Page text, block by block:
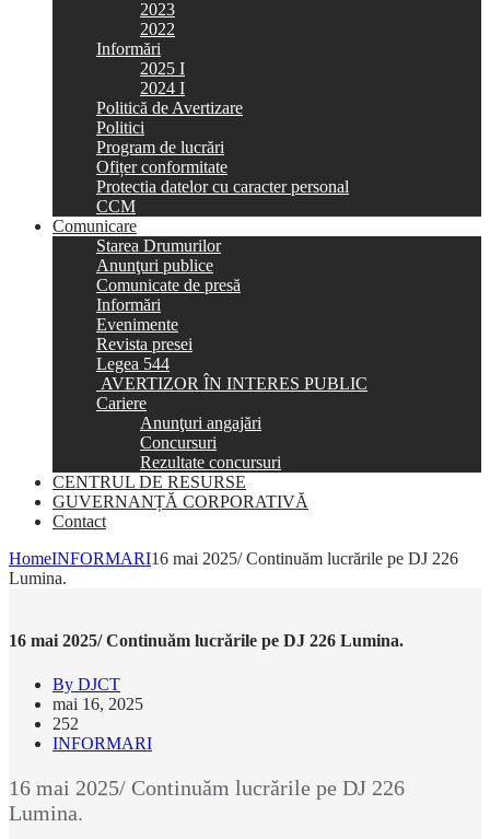
2023
2022
Informări
2025 I
2024 I
Politică de Avertizare
Politici
Program de lucrări
Ofițer conformitate
Protectia datelor cu caracter personal
CCM
Comunicare
Starea Drumurilor
Anunţuri publice
Comunicate de presă
Informări
Evenimente
Revista presei
Legea 544
AVERTIZOR ÎN INTERES PUBLIC
Cariere
Anunţuri angajări
Concursuri
Rezultate concursuri
CENTRUL DE RESURSE
GUVERNANȚĂ CORPORATIVĂ
Contact
HomeINFORMARI16 mai 2025/ Continuăm lucrările pe DJ 226
Lumina.
16 mai 2025/ Continuăm lucrările pe DJ 226 Lumina.
By DJCT
mai 16, 2025
252
INFORMARI
16 mai 2025/ Continuăm lucrările pe DJ 226
Lumina.